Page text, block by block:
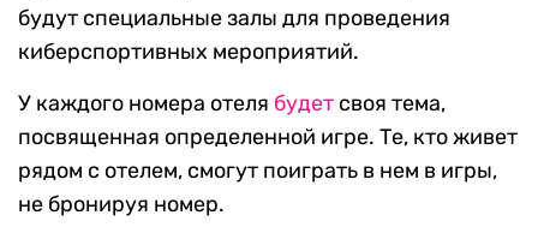
будут специальные залы для проведения
киберспортивных мероприятий.
У каждого номера отеля будет своя тема,
посвященная определенной игре. Те, кто живет
рядом с отелем, смогут поиграть в нем в игры,
не бронируя номер.